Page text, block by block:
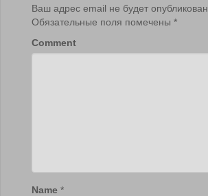
Ваш адрес email не будет опубликован.
Обязательные поля помечены *
Comment
Name *